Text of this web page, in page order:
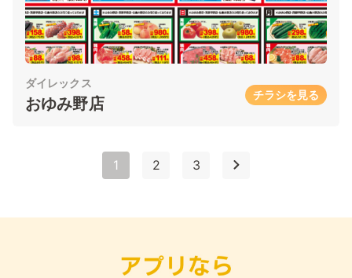
ダイレックス
おゆみ野店 チラシを見る
1 2 3